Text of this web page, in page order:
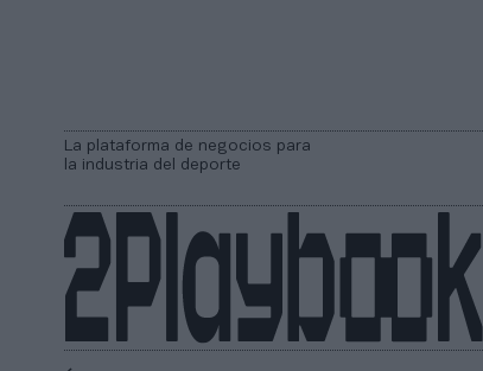
La plataforma de negocios para
la industria del deporte